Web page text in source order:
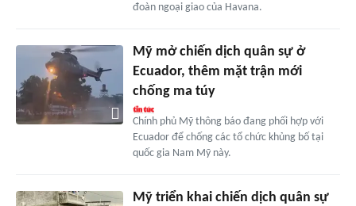
đoàn ngoại giao của Havana.
Mỹ mở chiến dịch quân sự ở
Ecuador, thêm mặt trận mới
chống ma túy
Chính phủ Mỹ thông báo đang phối hợp với
Ecuador để chống các tổ chức khủng bố tại
quốc gia Nam Mỹ này.
Mỹ triển khai chiến dịch quân sự